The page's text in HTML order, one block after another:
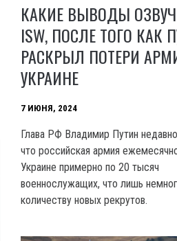
КАКИЕ ВЫВОДЫ
ISW, ПОСЛЕ ТОГО КАК
РАСКРЫЛ ПОТЕРИ
УКРАИНЕ
7 ИЮНЯ, 2024
Глава РФ Владимир Путин
что российская армия
Украине примерно по 20 тысяч
военнослужащих, что лишь
количеству новых рекрутов.